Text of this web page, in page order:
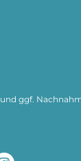
und ggf.